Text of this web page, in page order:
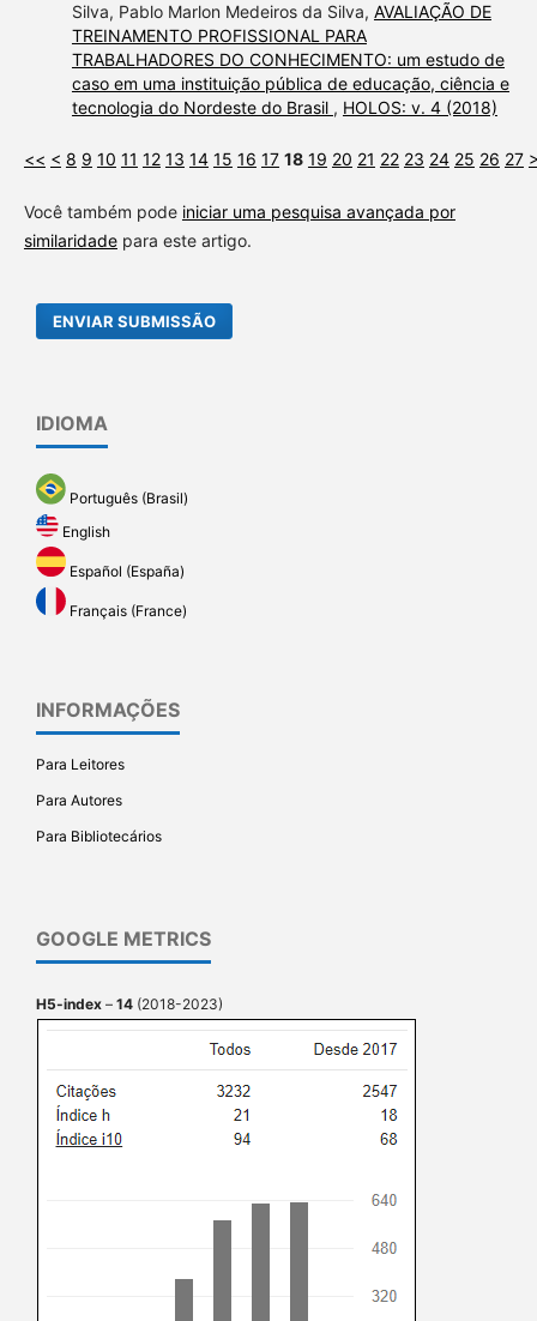
Silva, Pablo Marlon Medeiros da Silva, AVALIAÇÃO DE
TREINAMENTO PROFISSIONAL PARA
TRABALHADORES DO CONHECIMENTO: um estudo de
caso em uma instituição pública de educação, ciência e
tecnologia do Nordeste do Brasil , HOLOS: v. 4 (2018)
<< < 8 9 10 11 12 13 14 15 16 17 18 19 20 21 22 23 24 25 26 27
Você também pode iniciar uma pesquisa avançada por
similaridadepara este artigo.
ENVIAR SUBMISSÃO
IDIOMA
Português (Brasil)
English
Español (España)
Français (France)
INFORMAÇÕES
Para Leitores
Para Autores
Para Bibliotecários
GOOGLE METRICS
H5-index – 14 (2018-2023)